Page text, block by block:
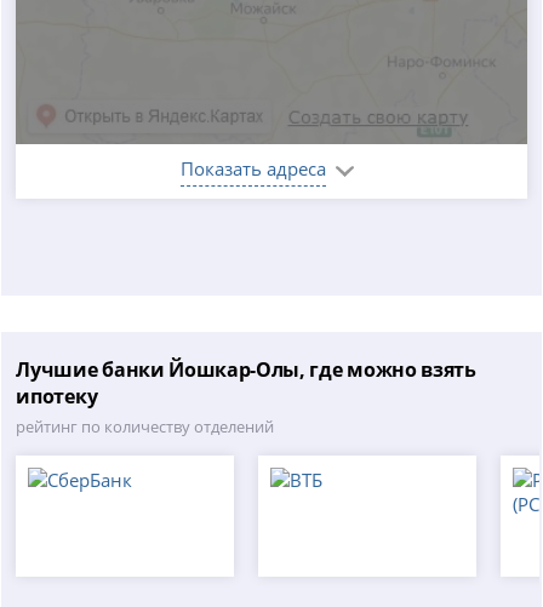
Показать адреса
Лучшие банки Йошкар-Олы, где можно взять
ипотеку
рейтинг по количеству отделений